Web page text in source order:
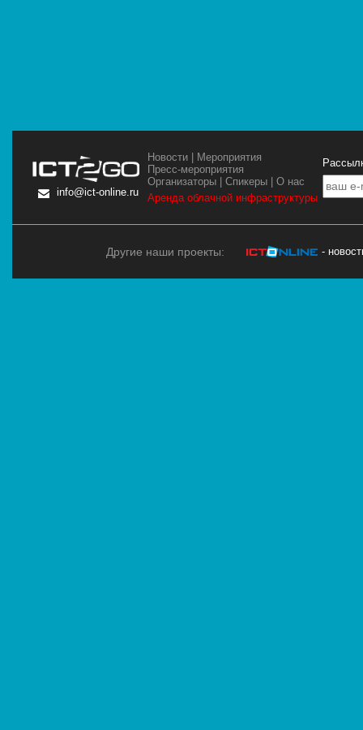
info@ict-online.ru
Новости | Мероприятия
Пресс-мероприятия
Организаторы |Спикеры |О нас
Аренда облачной инфраструктуры
Другие наши проекты: -